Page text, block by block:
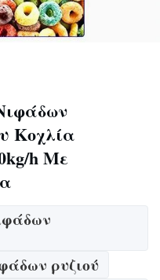
Κοχλία
h Με
ρυζιού